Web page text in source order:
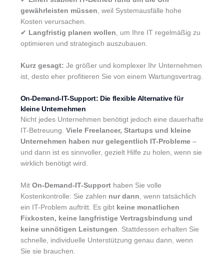
gewährleisten müssen, weil Systemausfälle hohe
Kosten verursachen.
✔ Langfristig planen wollen, um Ihre IT regelmäßig zu
optimieren und strategisch auszubauen.
Kurz gesagt: Je größer und komplexer Ihr Unternehmen
ist, desto eher profitieren Sie von einem Wartungsvertrag.
On-Demand-IT-Support: Die flexible Alternative für
kleine Unternehmen
Nicht jedes Unternehmen benötigt jedoch eine dauerhafte
IT-Betreuung. Viele Freelancer, Startups und kleine
Unternehmen haben nur gelegentlich IT-Probleme–
und dann ist es sinnvoller, gezielt Hilfe zu holen, wenn sie
wirklich benötigt wird.
Mit On-Demand-IT-Supporthaben Sie volle
Kostenkontrolle: Sie zahlen nur dann, wenn tatsächlich
ein IT-Problem auftritt. Es gibt keine monatlichen
Fixkosten, keine langfristige Vertragsbindung und
keine unnötigen Leistungen. Stattdessen erhalten Sie
schnelle, individuelle Unterstützung genau dann, wenn
Sie sie brauchen.